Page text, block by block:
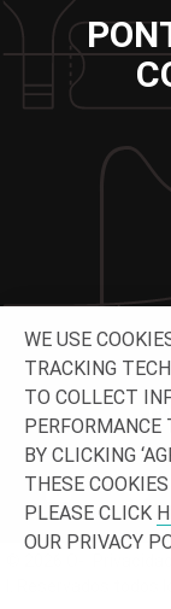
I. Reservados todos
WE USE
TRACKING
TO COLLECT
PERFORMANCE
BY CLICKING
THESE
PLEASE CLICK
OUR PRIVACY